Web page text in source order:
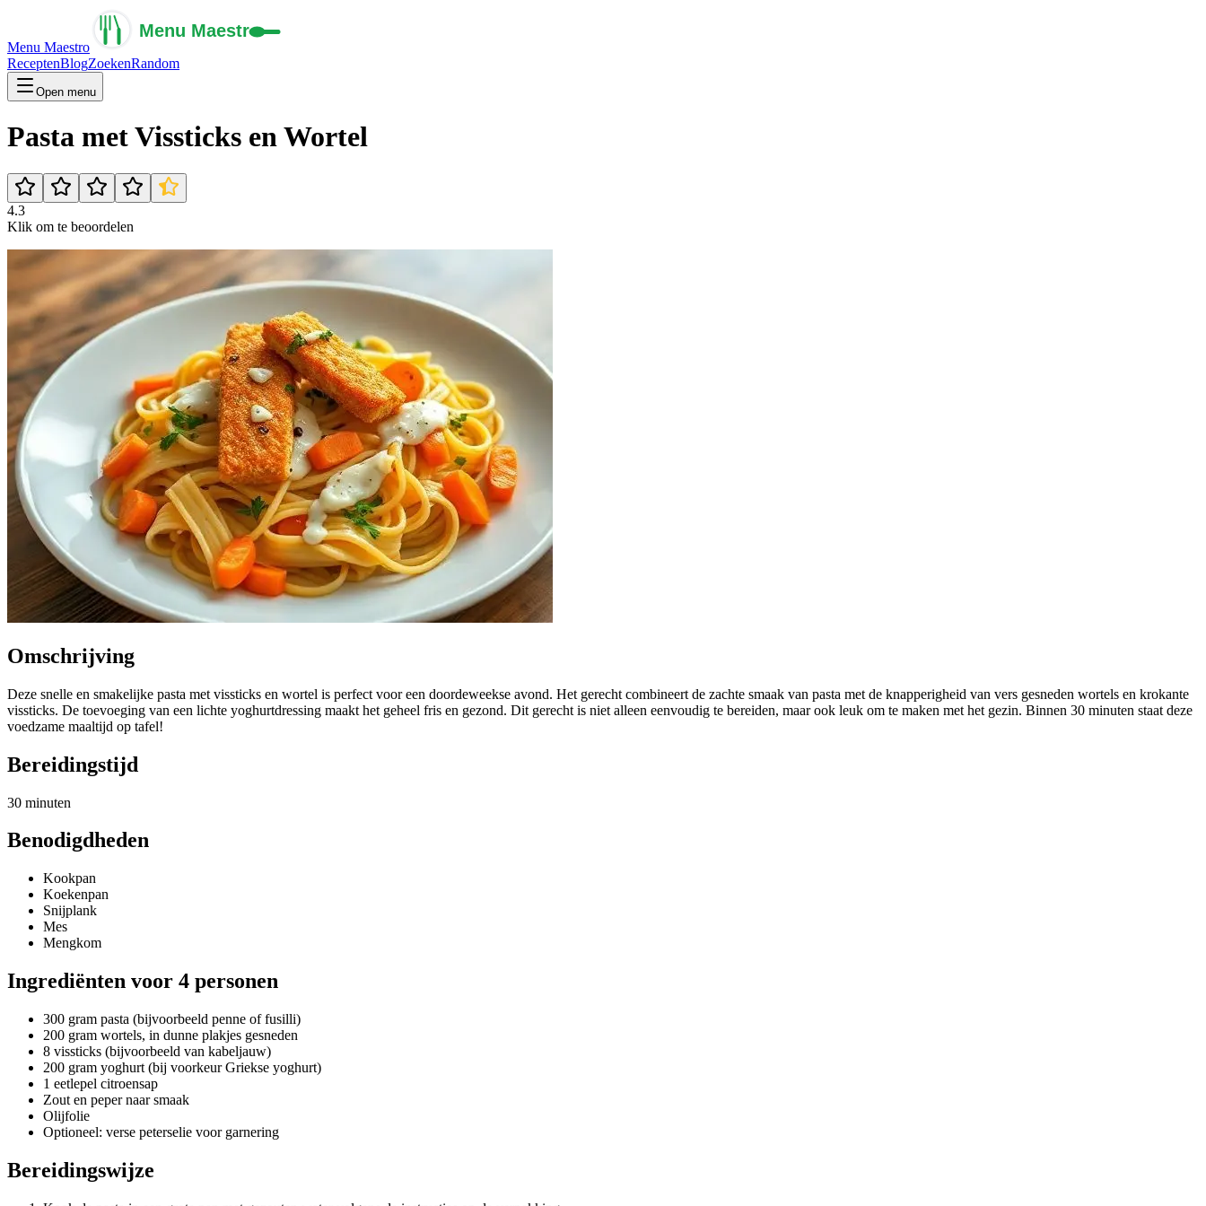
Menu Maestro
ReceptenBlogZoekenRandom
Open menu
Pasta met Vissticks en Wortel
4.3
Klik om te beoordelen
Omschrijving
Deze snelle en smakelijke pasta met vissticks en wortel is perfect voor een doordeweekse avond. Het gerecht combineert de zachte smaak van pasta met de knapperigheid van vers gesneden wortels en krokante
vissticks. De toevoeging van een lichte yoghurtdressing maakt het geheel fris en gezond. Dit gerecht is niet alleen eenvoudig te bereiden, maar ook leuk om te maken met het gezin. Binnen 30 minuten staat deze
voedzame maaltijd op tafel!
Bereidingstijd
30 minuten
Benodigdheden
Kookpan
Koekenpan
Snijplank
Mes
Mengkom
Ingrediënten voor 4 personen
300 gram pasta (bijvoorbeeld penne of fusilli)
200 gram wortels, in dunne plakjes gesneden
8 vissticks (bijvoorbeeld van kabeljauw)
200 gram yoghurt (bij voorkeur Griekse yoghurt)
1 eetlepel citroensap
Zout en peper naar smaak
Olijfolie
Optioneel: verse peterselie voor garnering
Bereidingswijze